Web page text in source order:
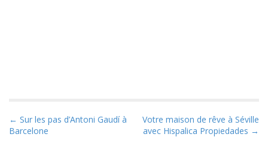
P
o
← Sur les pas d’Antoni Gaudí à
Barcelone
Votre maison de rêve à Séville
avec Hispalica Propiedades →